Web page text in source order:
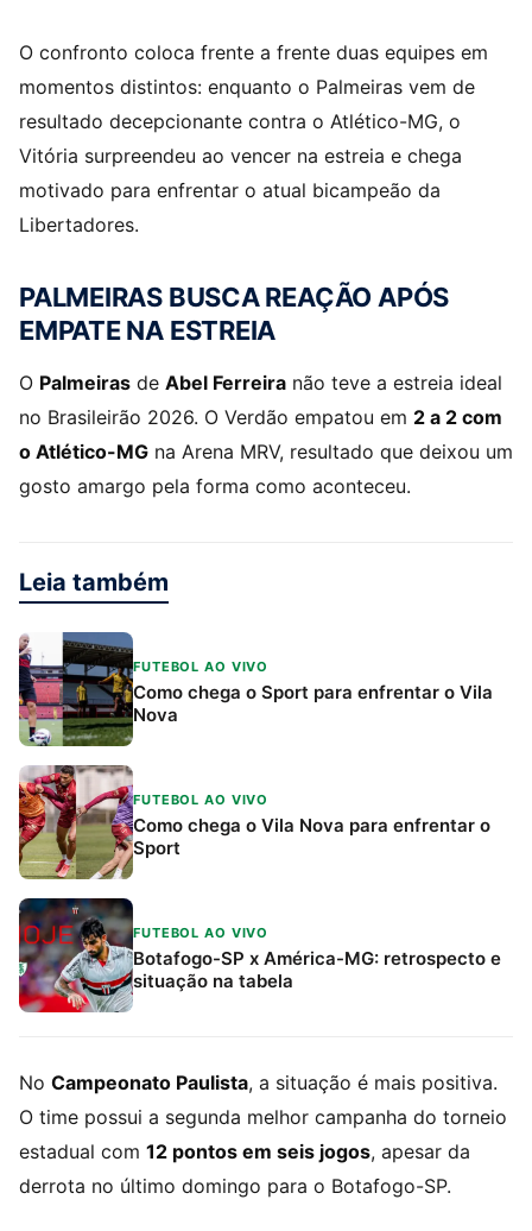
O confronto coloca frente a frente duas equipes em
momentos distintos: enquanto o Palmeiras vem de
resultado decepcionante contra o Atlético-MG, o
Vitória surpreendeu ao vencer na estreia e chega
motivado para enfrentar o atual bicampeão da
Libertadores.
PALMEIRAS BUSCA REAÇÃO APÓS
EMPATE NA ESTREIA
O Palmeiras de Abel Ferreira não teve a estreia ideal
no Brasileirão 2026. O Verdão empatou em 2 a 2 com
o Atlético-MG na Arena MRV, resultado que deixou um
gosto amargo pela forma como aconteceu.
Leia também
FUTEBOL AO VIVO
Como chega o Sport para enfrentar o Vila
Nova
FUTEBOL AO VIVO
Como chega o Vila Nova para enfrentar o
Sport
FUTEBOL AO VIVO
Botafogo-SP x América-MG: retrospecto e
situação na tabela
No Campeonato Paulista, a situação é mais positiva.
O time possui a segunda melhor campanha do torneio
estadual com 12 pontos em seis jogos, apesar da
derrota no último domingo para o Botafogo-SP.